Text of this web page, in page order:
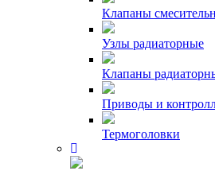
Клапаны
Узлы радиаторные
Клапаны
Приводы и
Термоголовки